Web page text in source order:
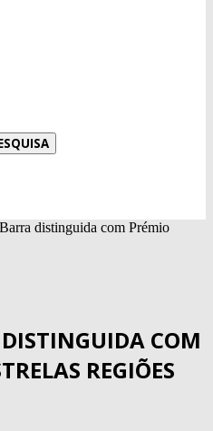
distinguida com Prémio
COM
REGIÕES